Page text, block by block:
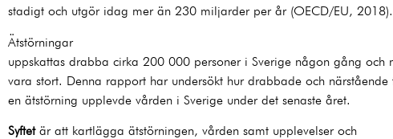
stadigt och utgör idag mer än 230 miljarder per år (OECD/EU, 2018).
Ätstörningar
uppskattas drabba cirka 200 000 personer i Sverige någon gång och
vara stort. Denna rapport har undersökt hur drabbade och
en ätstörning upplevde vården i Sverige under det senaste året.
Syftetär att kartlägga ätstörningen, vården samt upplevelser och